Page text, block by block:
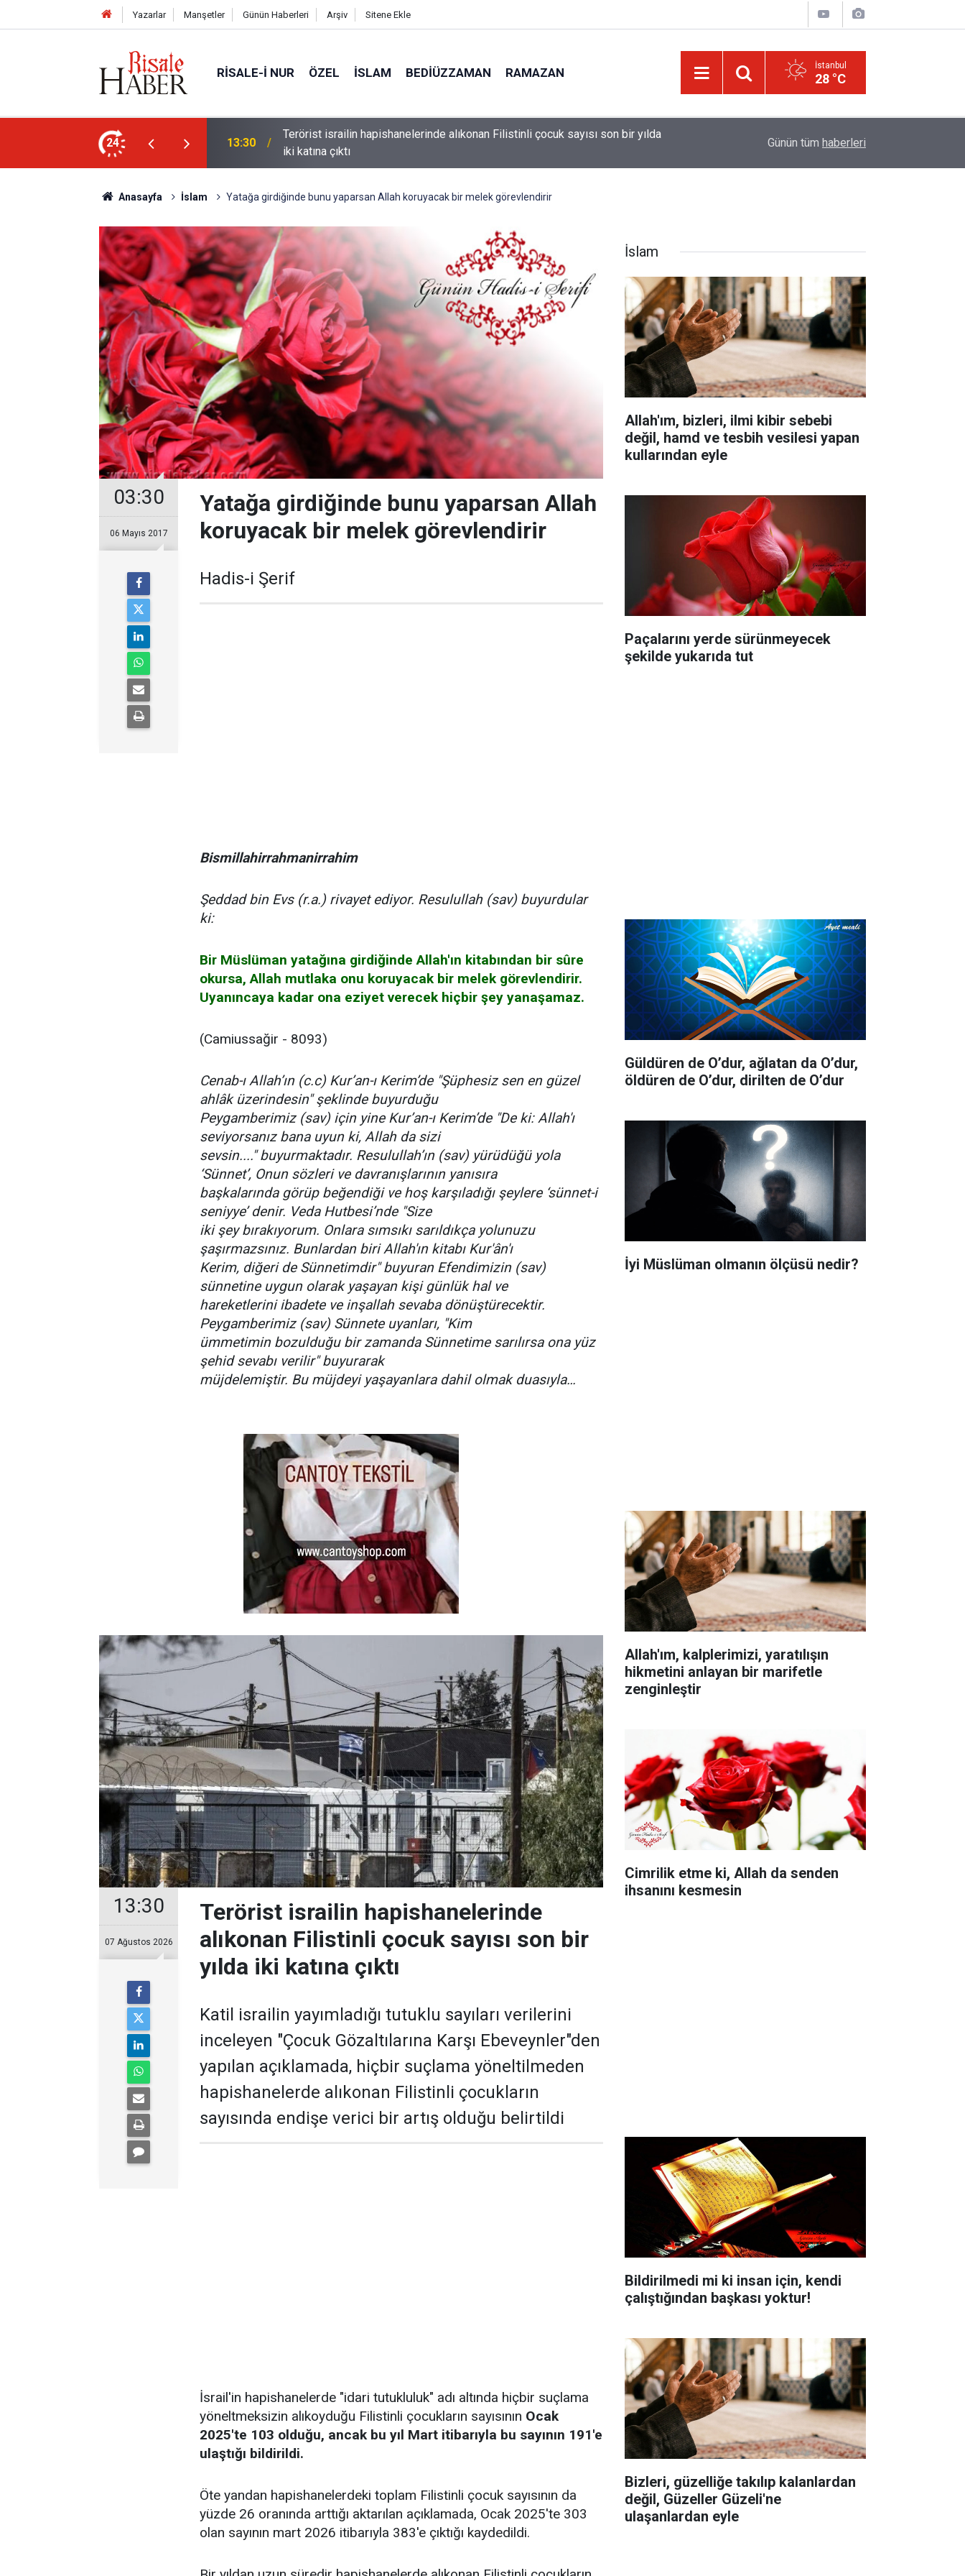
Yazarlar Manşetler Günün Haberleri Arşiv Sitene Ekle
RISALE-I NUR ÖZEL İSLAM BEDIÜZZAMAN RAMAZAN İstanbul
28 °C
24 13:30
Terörist israilin hapishanelerinde alıkonan Filistinli çocuk sayısı son bir yılda
iki katına çıktı
Haşarı ve huzursuz çocuğu sakinleştiren,
Günün tüm haberleri
Anasayfa İslam Yatağa girdiğinde bunu yaparsan Allah koruyacak bir melek görevlendirir
03:30
06 Mayıs 2017
Yatağa girdiğinde bunu yaparsan Allah
koruyacak bir melek görevlendirir
Hadis-i Şerif
Bismillahirrahmanirrahim
Şeddad bin Evs (r.a.) rivayet ediyor. Resulullah (sav) buyurdular
ki:
Bir Müslüman yatağına girdiğinde Allah'ın kitabından bir sûre
okursa, Allah mutlaka onu koruyacak bir melek görevlendirir.
Uyanıncaya kadar ona eziyet verecek hiçbir şey yanaşamaz.
(Camiussağir - 8093)
Cenab-ı Allah’ın (c.c) Kur’an-ı Kerim’de "Şüphesiz sen en güzel
ahlâk üzerindesin" şeklinde buyurduğu
Peygamberimiz (sav) için yine Kur’an-ı Kerim’de "De ki: Allah'ı
seviyorsanız bana uyun ki, Allah da sizi
sevsin...." buyurmaktadır. Resulullah’ın (sav) yürüdüğü yola
‘Sünnet’, Onun sözleri ve davranışlarının yanısıra
başkalarında görüp beğendiği ve hoş karşıladığı şeylere ‘sünnet-i
seniyye’ denir. Veda Hutbesi’nde "Size
iki şey bırakıyorum. Onlara sımsıkı sarıldıkça yolunuzu
şaşırmazsınız. Bunlardan biri Allah'ın kitabı Kur'ân'ı
Kerim, diğeri de Sünnetimdir" buyuran Efendimizin (sav)
sünnetine uygun olarak yaşayan kişi günlük hal ve
hareketlerini ibadete ve inşallah sevaba dönüştürecektir.
Peygamberimiz (sav) Sünnete uyanları, "Kim
ümmetimin bozulduğu bir zamanda Sünnetime sarılırsa ona yüz
şehid sevabı verilir" buyurarak
müjdelemiştir. Bu müjdeyi yaşayanlara dahil olmak duasıyla…
13:30
07 Ağustos 2026
Terörist israilin hapishanelerinde
alıkonan Filistinli çocuk sayısı son bir
yılda iki katına çıktı
Katil israilin yayımladığı tutuklu sayıları verilerini
inceleyen "Çocuk Gözaltılarına Karşı Ebeveynler"den
yapılan açıklamada, hiçbir suçlama yöneltilmeden
hapishanelerde alıkonan Filistinli çocukların
sayısında endişe verici bir artış olduğu belirtildi
İsrail'in hapishanelerde "idari tutukluluk" adı altında hiçbir suçlama
yöneltmeksizin alıkoyduğu Filistinli çocukların sayısının Ocak
2025'te 103 olduğu, ancak bu yıl Mart itibarıyla bu sayının 191'e
ulaştığı bildirildi.
Öte yandan hapishanelerdeki toplam Filistinli çocuk sayısının da
yüzde 26 oranında arttığı aktarılan açıklamada, Ocak 2025'te 303
olan sayının mart 2026 itibarıyla 383'e çıktığı kaydedildi.
İslam
Allah'ım, bizleri, ilmi kibir sebebi
değil, hamd ve tesbih vesilesi yapan
kullarından eyle
Paçalarını yerde sürünmeyecek
şekilde yukarıda tut
Güldüren de O’dur, ağlatan da O’dur,
öldüren de O’dur, dirilten de O’dur
İyi Müslüman olmanın ölçüsü nedir?
Allah'ım, kalplerimizi, yaratılışın
hikmetini anlayan bir marifetle
zenginleştir
Cimrilik etme ki, Allah da senden
ihsanını kesmesin
Bildirilmedi mi ki insan için, kendi
çalıştığından başkası yoktur!
Bizleri, güzelliğe takılıp kalanlardan
değil, Güzeller Güzeli'ne
ulaşanlardan eyle